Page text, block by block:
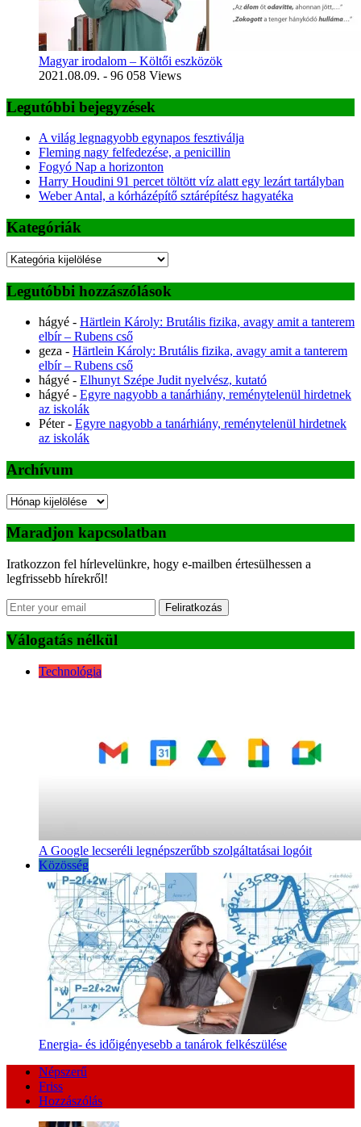
Magyar irodalom – Költői eszközök
2021.08.09. - 96 058 Views
Legutóbbi bejegyzések
A világ legnagyobb egynapos fesztiválja
Fleming nagy felfedezése, a penicillin
Fogyó Nap a horizonton
Harry Houdini 91 percet töltött víz alatt egy lezárt tartályban
Weber Antal, a kórházépítő sztárépítész hagyatéka
Kategóriák
Kategóriák
Legutóbbi hozzászólások
hágyé - Härtlein Károly: Brutális fizika, avagy amit a tanterem
elbír – Rubens cső
geza - Härtlein Károly: Brutális fizika, avagy amit a tanterem
elbír – Rubens cső
hágyé - Elhunyt Szépe Judit nyelvész, kutató
hágyé - Egyre nagyobb a tanárhiány, reménytelenül hirdetnek
az iskolák
Péter- Egyre nagyobb a tanárhiány, reménytelenül hirdetnek
az iskolák
Archívum
Archívum
Maradjon kapcsolatban
Iratkozzon fel hírlevelünkre, hogy e-mailben értesülhessen a
legfrissebb hírekről!
Feliratkozás
Válogatás nélkül
Technológia
A Google lecseréli legnépszerűbb szolgáltatásai logóit
Közösség
Energia- és időigényesebb a tanárok felkészülése
Népszerű
Friss
Hozzászólás